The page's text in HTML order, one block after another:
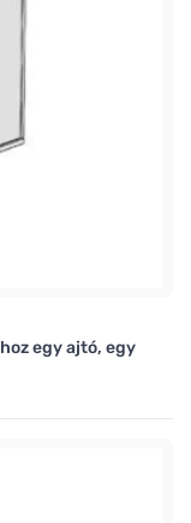
egy ajtó, egy